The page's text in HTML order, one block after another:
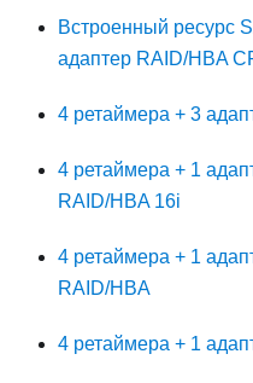
Встроенный ресурс
адаптер RAID/HBA
4 ретаймера + 3
4 ретаймера + 1
RAID/HBA 16i
4 ретаймера + 1
RAID/HBA
4 ретаймера + 1